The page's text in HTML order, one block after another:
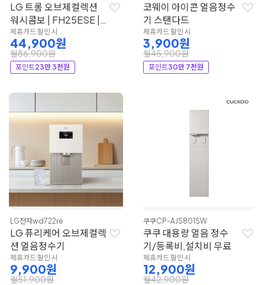
LG 트롬 오브제컬렉션
워시콤보 | FH25ESE |
LG전자
제휴카드 할인 시
44,900원
월86,900원
포인트23만 3천원
코웨이 아이콘 얼음정수
기 스탠다드
제휴카드 할인 시
3,900원
월45,900원
포인트30만 7천원
LG전자wd722re
LG 퓨리케어 오브제컬렉
션 얼음정수기
제휴카드 할인 시
9,900원
월51,900원
쿠쿠CP-AJS801SW
쿠쿠 대용량 얼음 정수
기/등록비,설치비 무료
제휴카드 할인 시
12,900원
월42,900원